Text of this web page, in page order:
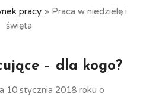
pracy» Praca w niedzielę i
święta
– dla kogo?
10 stycznia 2018 roku o